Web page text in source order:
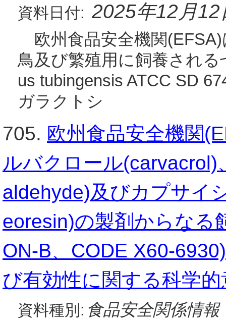
資料日付: 2025年12月12
欧州食品安全機関
鳥及び繁殖用に飼養され
us tubingensis ATCC SD
ガラクトシ
705. 欧州食品安全機関
ルバクロール
aldehyde)及びカプサイ
eoresin)の製剤からなる
ON-B、CODE X60-
び有効性に関する科学
資料種別: 食品安全関係情報